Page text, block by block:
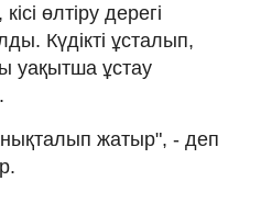
өлтіру дерегі
Күдікті ұсталып,
уақытша ұстау
жатыр", - деп